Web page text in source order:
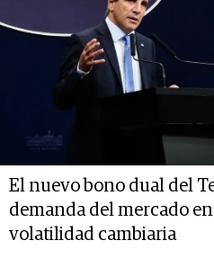
El nuevo bono dual del
demanda del mercado
volatilidad cambiaria